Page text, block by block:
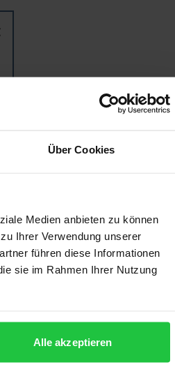
Über Cookies
Medien anbieten zu können
Ihrer Verwendung unserer
führen diese Informationen
sie im Rahmen Ihrer Nutzung
Alle akzeptieren
begleitet von der
Eigentümlichkeiten oder
gerecht zu
zum